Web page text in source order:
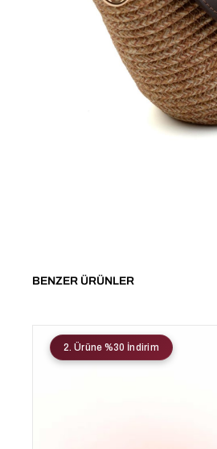
BENZER ÜRÜNLER
2. Ürüne %30 İndirim